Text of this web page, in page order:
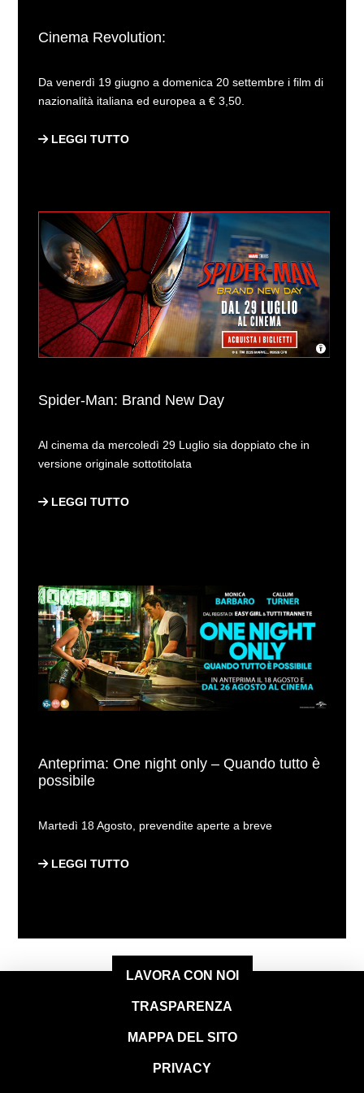
Cinema Revolution:
Da venerdì 19 giugno a domenica 20 settembre i film di
nazionalità italiana ed europea a € 3,50.
LEGGI TUTTO
Spider-Man: Brand New Day
Al cinema da mercoledì 29 Luglio sia doppiato che in
versione originale sottotitolata
LEGGI TUTTO
Anteprima: One night only – Quando tutto è
possibile
Martedì 18 Agosto, prevendite aperte a breve
LEGGI TUTTO
LAVORA CON NOI
TRASPARENZA
MAPPA DEL SITO
PRIVACY